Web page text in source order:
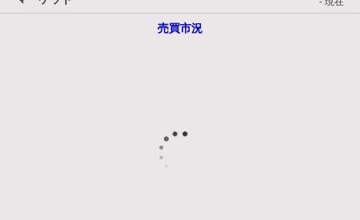
売買市況